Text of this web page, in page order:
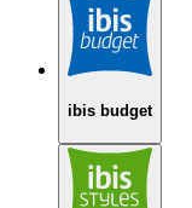
ibis budget